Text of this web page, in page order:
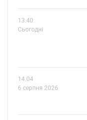
13.40
Сьогодні
14.04
6 серпня 2026